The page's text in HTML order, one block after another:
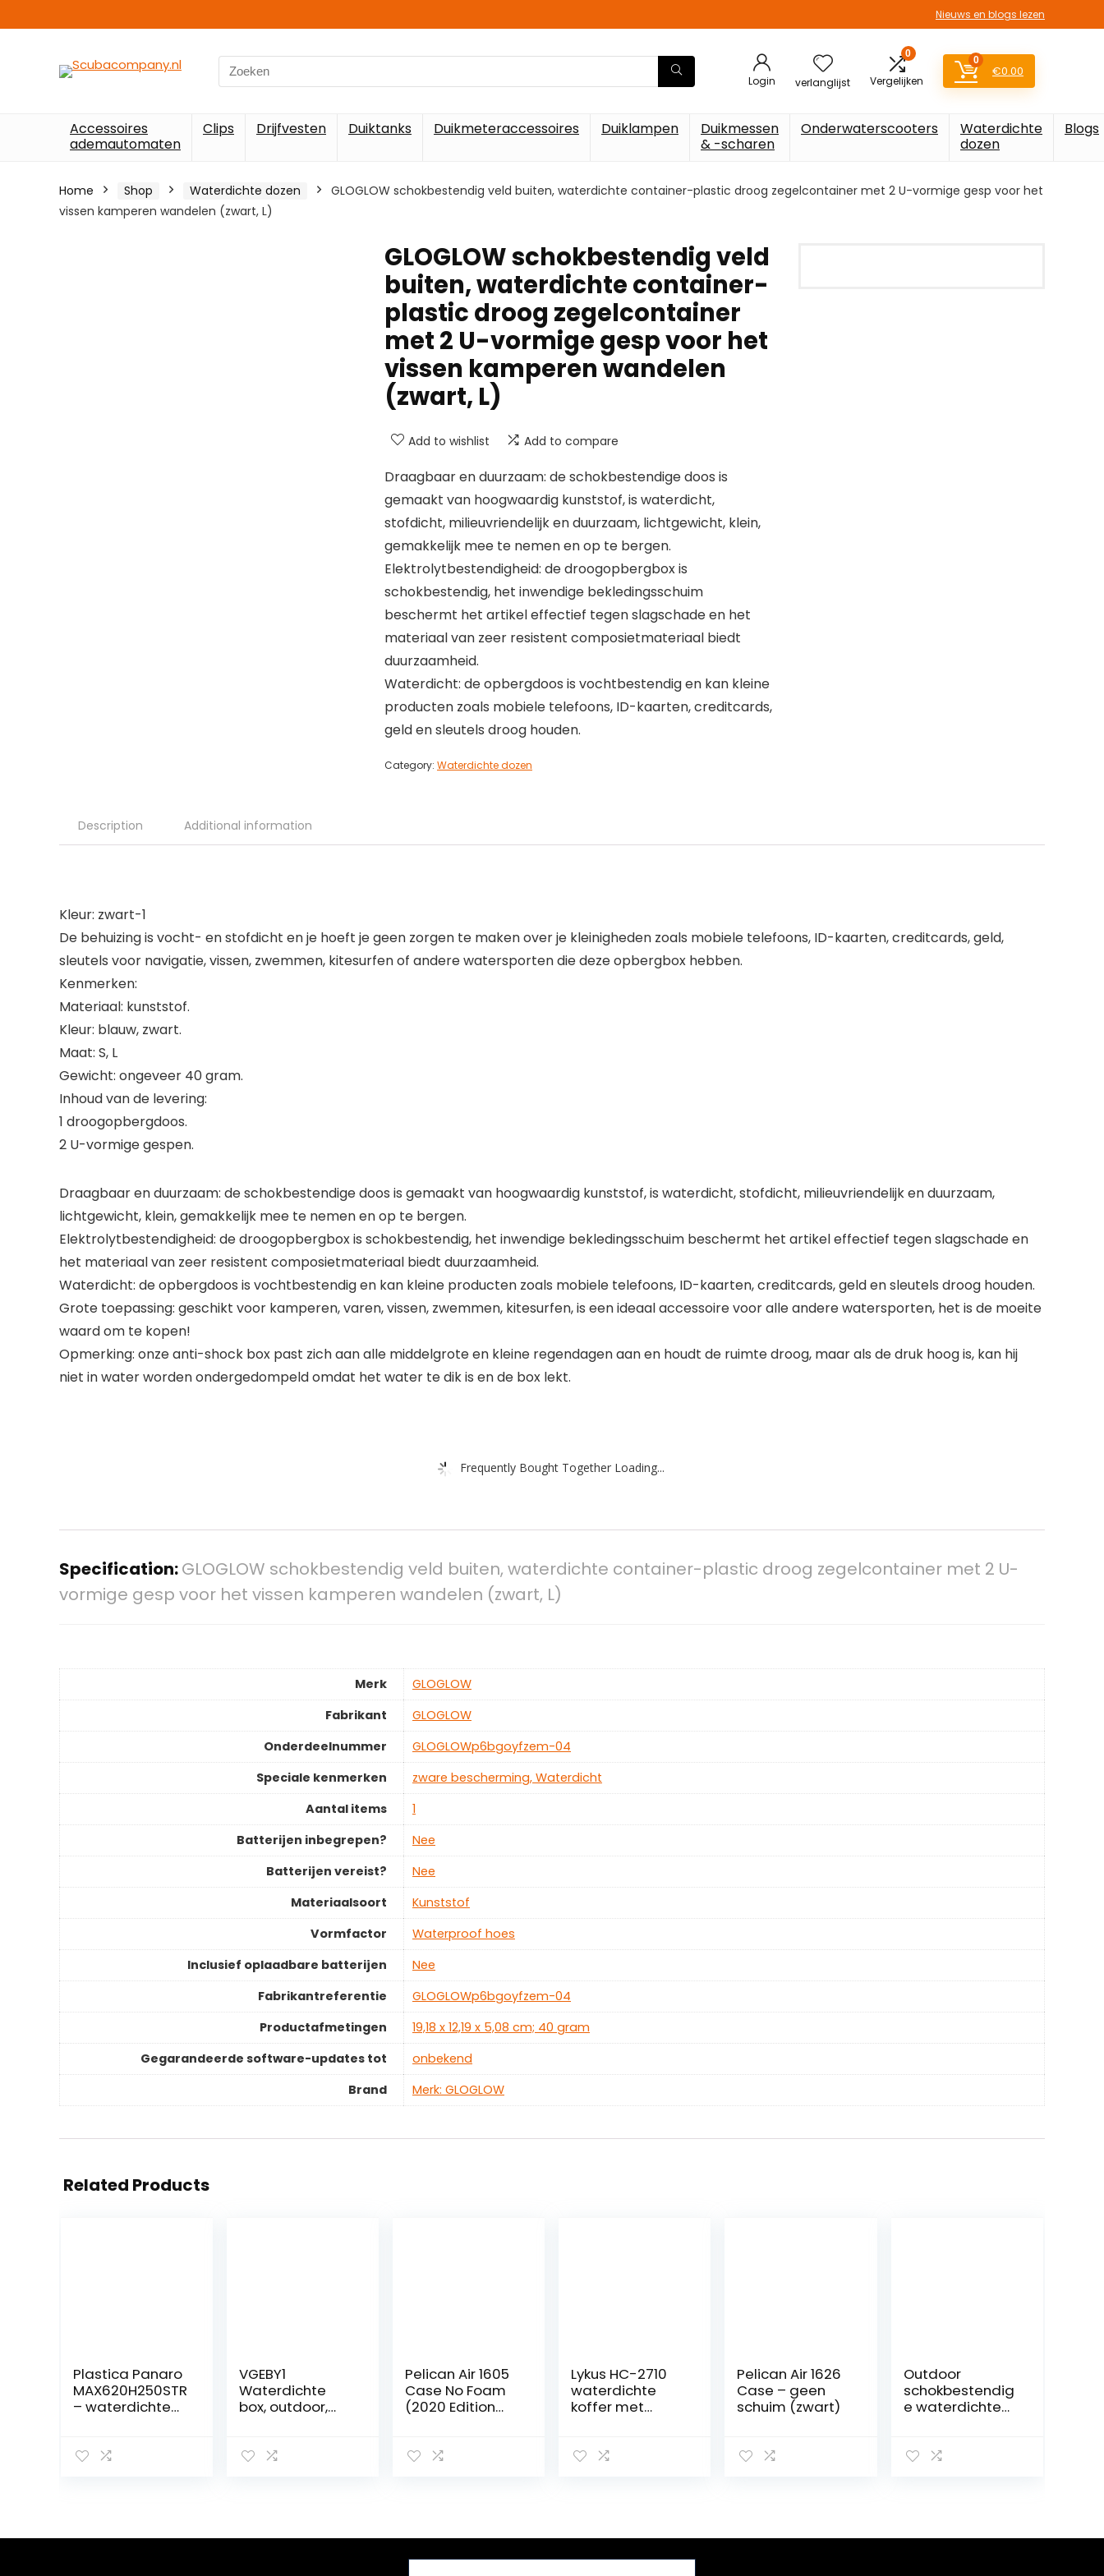
Nieuws en blogs lezen
Search
for:
Login verlanglijst
0
Vergelijken
0
€0.00
Accessoires
ademautomaten
Clips Drijfvesten Duiktanks Duikmeteraccessoires Duiklampen
Duikmessen
& -scharen
Onderwaterscooters
Waterdichte
dozen
Blogs
Home Shop Waterdichte dozen
GLOGLOW schokbestendig veld buiten, waterdichte container-plastic droog zegelcontainer met 2 U-vormige gesp voor het
vissen kamperen wandelen (zwart, L)
GLOGLOW schokbestendig veld
buiten, waterdichte container-
plastic droog zegelcontainer
met 2 U-vormige gesp voor het
vissen kamperen wandelen
(zwart, L)
Add to wishlist Add to compare
Draagbaar en duurzaam: de schokbestendige doos is
gemaakt van hoogwaardig kunststof, is waterdicht,
stofdicht, milieuvriendelijk en duurzaam, lichtgewicht, klein,
gemakkelijk mee te nemen en op te bergen.
Elektrolytbestendigheid: de droogopbergbox is
schokbestendig, het inwendige bekledingsschuim
beschermt het artikel effectief tegen slagschade en het
materiaal van zeer resistent composietmateriaal biedt
duurzaamheid.
Waterdicht: de opbergdoos is vochtbestendig en kan kleine
producten zoals mobiele telefoons, ID-kaarten, creditcards,
geld en sleutels droog houden.
Category: Waterdichte dozen
Description Additional information
Kleur: zwart-1
De behuizing is vocht- en stofdicht en je hoeft je geen zorgen te maken over je kleinigheden zoals mobiele telefoons, ID-kaarten, creditcards, geld,
sleutels voor navigatie, vissen, zwemmen, kitesurfen of andere watersporten die deze opbergbox hebben.
Kenmerken:
Materiaal: kunststof.
Kleur: blauw, zwart.
Maat: S, L
Gewicht: ongeveer 40 gram.
Inhoud van de levering:
1 droogopbergdoos.
2 U-vormige gespen.
Draagbaar en duurzaam: de schokbestendige doos is gemaakt van hoogwaardig kunststof, is waterdicht, stofdicht, milieuvriendelijk en duurzaam,
lichtgewicht, klein, gemakkelijk mee te nemen en op te bergen.
Elektrolytbestendigheid: de droogopbergbox is schokbestendig, het inwendige bekledingsschuim beschermt het artikel effectief tegen slagschade en
het materiaal van zeer resistent composietmateriaal biedt duurzaamheid.
Waterdicht: de opbergdoos is vochtbestendig en kan kleine producten zoals mobiele telefoons, ID-kaarten, creditcards, geld en sleutels droog houden.
Grote toepassing: geschikt voor kamperen, varen, vissen, zwemmen, kitesurfen, is een ideaal accessoire voor alle andere watersporten, het is de moeite
waard om te kopen!
Opmerking: onze anti-shock box past zich aan alle middelgrote en kleine regendagen aan en houdt de ruimte droog, maar als de druk hoog is, kan hij
niet in water worden ondergedompeld omdat het water te dik is en de box lekt.
Frequently Bought Together Loading...
Specification:GLOGLOW schokbestendig veld buiten, waterdichte container-plastic droog zegelcontainer met 2 U-
vormige gesp voor het vissen kamperen wandelen (zwart, L)
Merk
‎GLOGLOW
Fabrikant
‎GLOGLOW
Onderdeelnummer
‎GLOGLOWp6bgoyfzem-04
Speciale kenmerken
‎zware bescherming, Waterdicht
Aantal items
‎1
Batterijen inbegrepen?
‎Nee
Batterijen vereist?
‎Nee
Materiaalsoort
‎Kunststof
Vormfactor
‎Waterproof hoes
Inclusief oplaadbare batterijen
‎Nee
Fabrikantreferentie
‎GLOGLOWp6bgoyfzem-04
Productafmetingen
‎19,18 x 12,19 x 5,08 cm; 40 gram
Gegarandeerde software-updates tot
‎onbekend
Brand
Merk: GLOGLOW
Related Products
Plastica Panaro
MAX620H250STR
– waterdichte
plukschuim in de
mm x 250 mm)
VGEBY1
Waterdichte
box, outdoor,
droge
outdoor-
Pelican Air 1605
Case No Foam
(2020 Edition
) – Geel
Lykus HC-2710
waterdichte
koffer met
10,6×6,3×3,1 inch,
Pelican Air 1626
Case – geen
schuim (zwart)
Outdoor
schokbestendig
e waterdichte
Case Outdoor
vissen Camping